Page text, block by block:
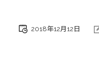
2018年12月12日